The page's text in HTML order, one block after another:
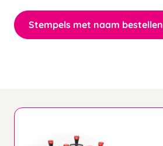
Stempels met naam bestellen